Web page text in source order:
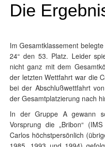
Die
Im Gesamtklassement
24“ den 53. Platz. Leider
nicht ganz mit dem
der letzten Wettfahrt war die
bei der Abschlußwettfahrt
der Gesamtplatzierung nach
In der Gruppe A gewann
Vorsprung die „Bribon“
Carlos höchstpersönlich